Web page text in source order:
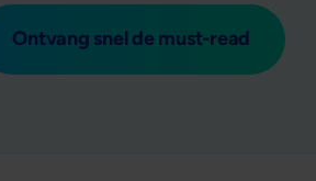
Ontvang snel de must-read